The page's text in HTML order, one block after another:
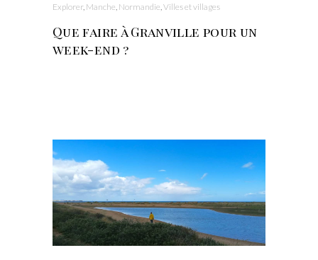
Explorer, Manche, Normandie,Villes et villages
Que faire à Granville pour un
week-end ?